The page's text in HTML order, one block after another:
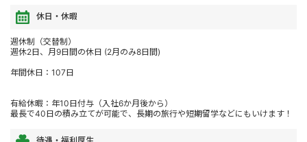
休日・休暇
週休制（交替制）
週休2日、月9日間の休日 (2月のみ8日間)
年間休日：107日
有給休暇：年10日付与（入社6か月後から）
最長で40日の積み立てが可能で、長期の旅行や短期留学などにもいけます！